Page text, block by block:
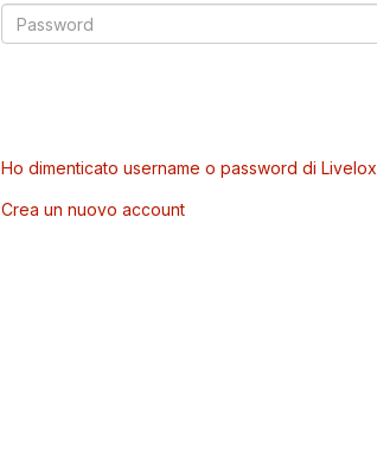
Ho dimenticato username o password di Livelox
Crea un nuovo account